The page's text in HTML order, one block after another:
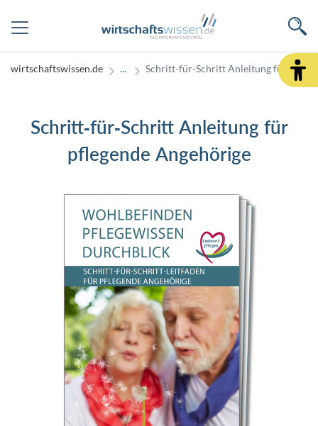
wirtschaftswissen.de Schritt-für-Schritt Anleitung für
Schritt-für-Schritt Anleitung für
pflegende Angehörige